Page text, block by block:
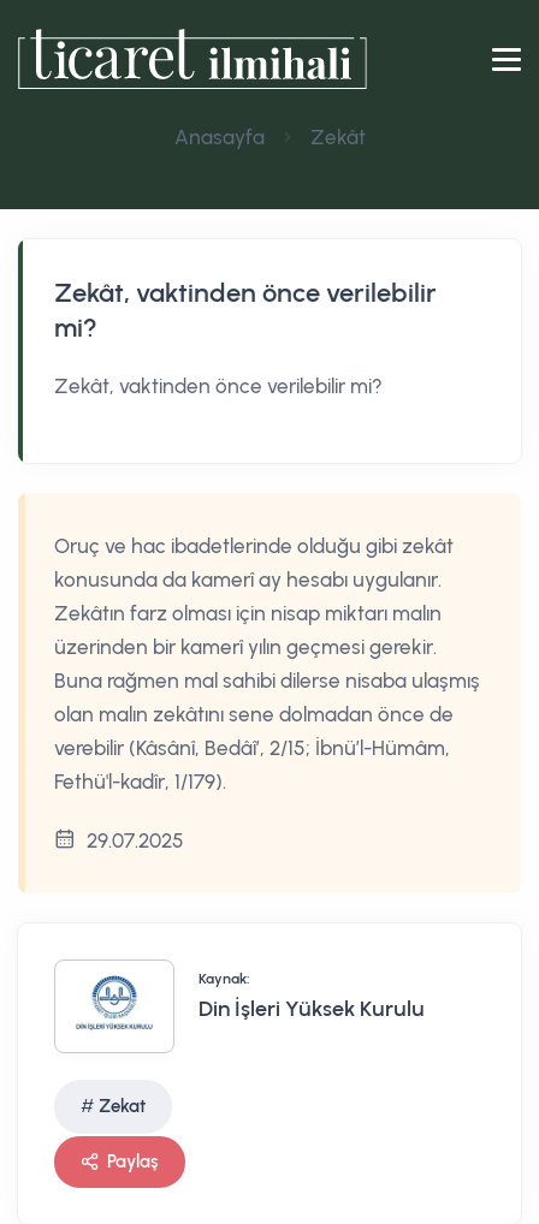
Anasayfa Zekât
Zekât, vaktinden önce verilebilir
mi?
Zekât, vaktinden önce verilebilir mi?
Oruç ve hac ibadetlerinde olduğu gibi zekât
konusunda da kamerî ay hesabı uygulanır.
Zekâtın farz olması için nisap miktarı malın
üzerinden bir kamerî yılın geçmesi gerekir.
Buna rağmen mal sahibi dilerse nisaba ulaşmış
olan malın zekâtını sene dolmadan önce de
verebilir (Kâsânî, Bedâî’, 2/15; İbnü’l-Hümâm,
Fethü'l-kadîr, 1/179).
29.07.2025
Kaynak:
Din İşleri Yüksek Kurulu
Zekat
Paylaş